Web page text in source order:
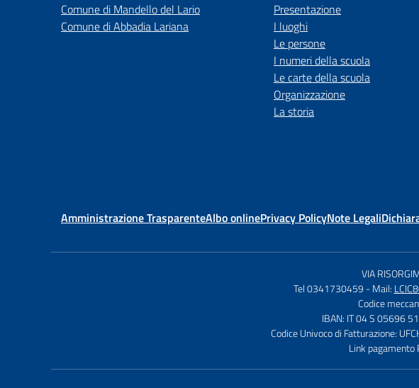
Comune di Mandello del Lario
Comune di Abbadia Lariana
Presentazione
I luoghi
Le persone
I numeri della scuola
Le carte della scuola
Organizzazione
La storia
Amministrazione TrasparenteAlbo onlinePrivacy PolicyNote Legali
VIA
Tel 0341730459 - Mail:
Codice
IBAN: IT 04 S 05696
Codice Univoco di Fatturazione:
Link pagamento